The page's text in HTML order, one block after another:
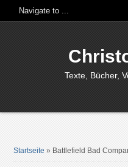
Texte, Bücher,
Startseite » Battlefield Bad